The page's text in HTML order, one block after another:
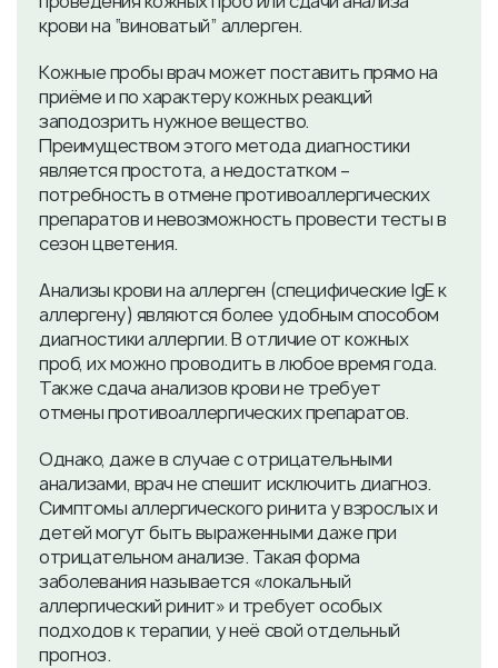
крови на “виноватый” аллерген.
Кожные пробы врач может поставить прямо на
приёме и по характеру кожных реакций
заподозрить нужное вещество.
Преимуществом этого метода диагностики
является простота, а недостатком –
потребность в отмене противоаллергических
препаратов и невозможность провести тесты в
сезон цветения.
Анализы крови на аллерген (специфические IgE к
аллергену) являются более удобным способом
диагностики аллергии. В отличие от кожных
проб, их можно проводить в любое время года.
Также сдача анализов крови не требует
отмены противоаллергических препаратов.
Однако, даже в случае с отрицательными
анализами, врач не спешит исключить диагноз.
Симптомы аллергического ринита у взрослых и
детей могут быть выраженными даже при
отрицательном анализе. Такая форма
заболевания называется «локальный
аллергический ринит» и требует особых
подходов к терапии, у неё свой отдельный
прогноз.